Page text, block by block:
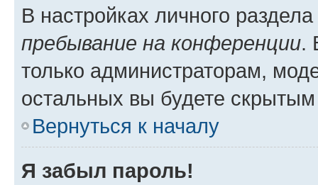
В настройках личного
пребывание на конференции.
только администраторам,
остальных вы будете
Вернуться к началу
Я забыл пароль!